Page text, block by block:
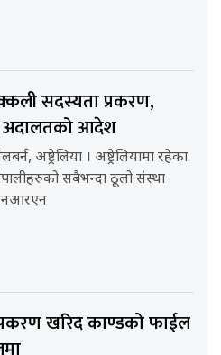
सदस्यता प्रकरण,
अदालतको आदेश
अष्ट्रेलिया । अष्ट्रेलियामा रहेका
सबैभन्दा ठूलो संस्था
खरिद काण्डको फाईल